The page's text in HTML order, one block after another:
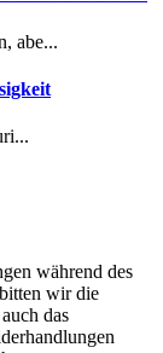
abe...
während des
wir die
das